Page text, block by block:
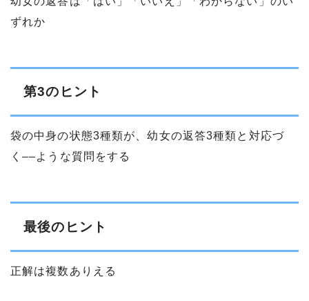
ずれか
第3のヒント
袋の中身の状態3種類が、幼女の返答3種類と対応づ
く––ような質問をする
最後のヒント
正解は複数ありえる